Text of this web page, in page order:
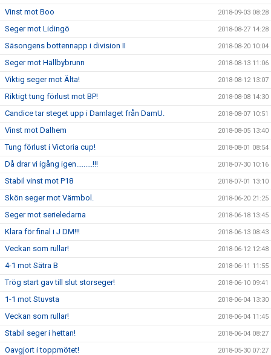
Vinst mot Boo 2018-09-03 08:28
Seger mot Lidingö 2018-08-27 14:28
Säsongens bottennapp i division II 2018-08-20 10:04
Seger mot Hällbybrunn 2018-08-13 11:06
Viktig seger mot Älta! 2018-08-12 13:07
Riktigt tung förlust mot BP! 2018-08-08 14:30
Candice tar steget upp i Damlaget från DamU. 2018-08-07 10:51
Vinst mot Dalhem 2018-08-05 13:40
Tung förlust i Victoria cup! 2018-08-01 08:54
Då drar vi igång igen.........!!! 2018-07-30 10:16
Stabil vinst mot P18 2018-07-01 13:10
Skön seger mot Värmbol. 2018-06-20 21:25
Seger mot serieledarna 2018-06-18 13:45
Klara för final i J DM!!! 2018-06-13 08:43
Veckan som rullar! 2018-06-12 12:48
4-1 mot Sätra B 2018-06-11 11:55
Trög start gav till slut storseger! 2018-06-10 09:41
1-1 mot Stuvsta 2018-06-04 13:30
Veckan som rullar! 2018-06-04 11:45
Stabil seger i hettan! 2018-06-04 08:27
Oavgjort i toppmötet! 2018-05-30 07:27